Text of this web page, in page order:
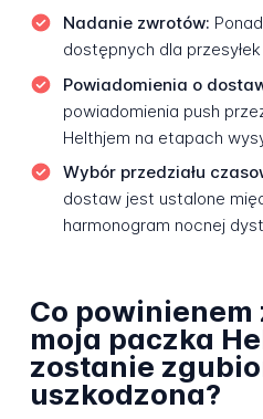
Nadanie zwrotów:
dostępnych dla
Powiadomienia o
powiadomienia push
Helthjem na etapach
Wybór przedziału
dostaw jest ustalone
harmonogram nocnej
Co powinienem
moja paczka
zostanie
uszkodzona?